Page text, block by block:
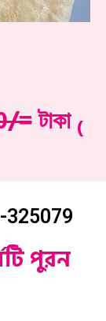
=টাকা (
325079
পুরন